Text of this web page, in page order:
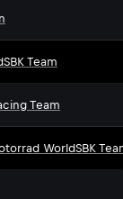
Team
Team
WorldSBK